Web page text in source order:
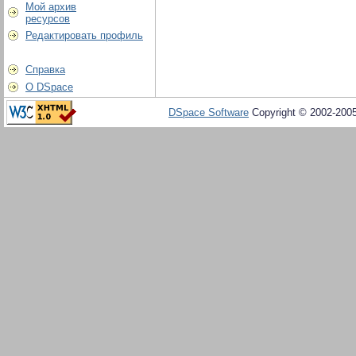
Мой архив
ресурсов
Редактировать профиль
Справка
О DSpace
DSpace Software Copyright © 2002-